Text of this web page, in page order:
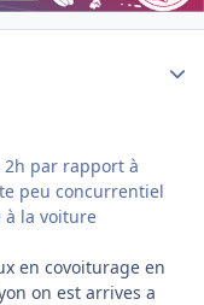
2h par rapport à
peu concurrentiel
à la voiture
en covoiturage en
on est arrives a